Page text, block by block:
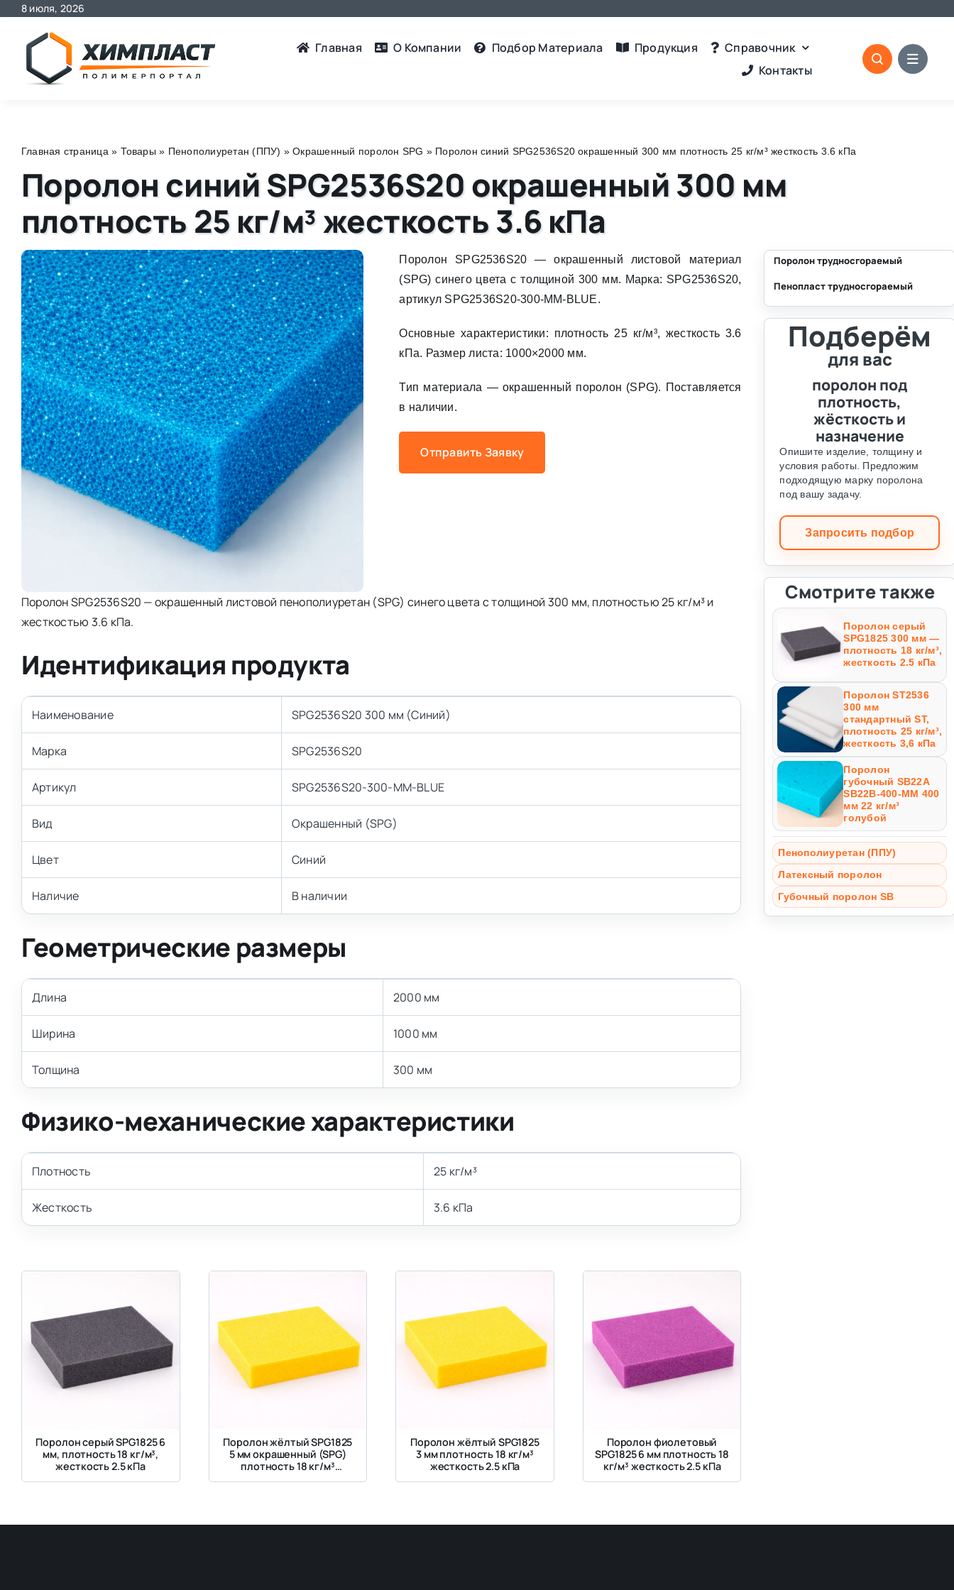
Skip
content
8 июля, 2026
Главная О Компании Подбор Материалa Продукция
Справочник
Контакты
Главная страница » Товары » Пенополиуретан (ППУ) »Окрашенный поролон SPG » Поролон синий SPG2536S20 окрашенный 300 мм плотность 25 кг/м³ жесткость 3.6 кПа
Поролон синий SPG2536S20 окрашенный 300 мм
плотность 25 кг/м³ жесткость 3.6 кПа
Поролон SPG2536S20 — окрашенный листовой материал
(SPG) синего цвета с толщиной 300 мм. Марка: SPG2536S20,
артикул SPG2536S20-300-MM-BLUE.
Основные характеристики: плотность 25 кг/м³, жесткость 3.6
кПа. Размер листа: 1000×2000 мм.
Тип материала — окрашенный поролон (SPG). Поставляется
в наличии.
Отправить Заявку
Поролон SPG2536S20 — окрашенный листовой пенополиуретан (SPG) синего цвета с толщиной 300 мм, плотностью 25 кг/м³ и
жесткостью 3.6 кПа.
Идентификация продукта
Наименование SPG2536S20 300 мм (Синий)
Марка SPG2536S20
Артикул SPG2536S20-300-MM-BLUE
Вид Окрашенный (SPG)
Цвет Синий
Наличие В наличии
Геометрические размеры
Длина 2000 мм
Ширина 1000 мм
Толщина 300 мм
Физико-механические характеристики
Плотность 25 кг/м³
Жесткость 3.6 кПа
Поролон серый SPG1825 6
мм, плотность 18 кг/м³,
жесткость 2.5 кПа
Поролон жёлтый SPG1825
5 мм окрашенный (SPG)
плотность 18 кг/м³
Поролон жёлтый SPG1825
3 мм плотность 18 кг/м³
жесткость 2.5 кПа
Поролон фиолетовый
SPG1825 6 мм плотность 18
кг/м³ жесткость 2.5 кПа
Поролон трудносгораемый
Пенопласт трудносгораемый
Подберём
для вас
поролон под
плотность,
жёсткость и
назначение
Опишите изделие, толщину и
условия работы. Предложим
подходящую марку поролона
под вашу задачу.
Запросить подбор
Смотрите также
Поролон серый
SPG1825 300 мм —
плотность 18 кг/м³,
жесткость 2.5 кПа
Поролон ST2536
300 мм
стандартный ST,
плотность 25 кг/м³,
жесткость 3,6 кПа
Поролон
губочный SB22A
SB22B-400-MM 400
мм 22 кг/м³
голубой
Пенополиуретан (ППУ)
Латексный поролон
Губочный поролон SB